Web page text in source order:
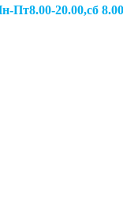
8.00-